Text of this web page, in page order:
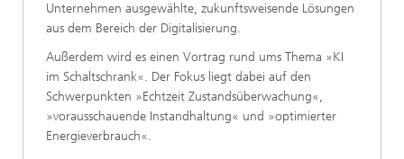
Unternehmen ausgewählte, zukunftsweisende Lösungen
aus dem Bereich der Digitalisierung.
Außerdem wird es einen Vortrag rund ums Thema »KI
im Schaltschrank«. Der Fokus liegt dabei auf den
Schwerpunkten »Echtzeit Zustandsüberwachung«,
»vorausschauende Instandhaltung« und »optimierter
Energieverbrauch«.